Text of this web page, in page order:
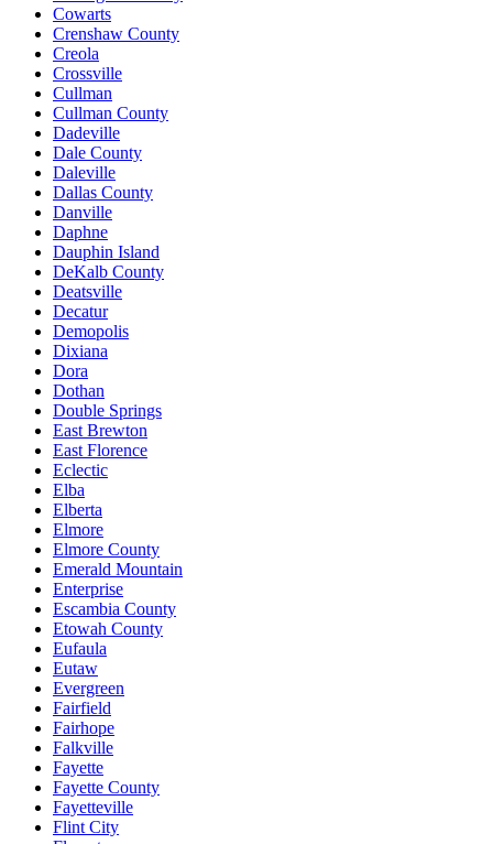
Cowarts
Crenshaw County
Creola
Crossville
Cullman
Cullman County
Dadeville
Dale County
Daleville
Dallas County
Danville
Daphne
Dauphin Island
DeKalb County
Deatsville
Decatur
Demopolis
Dixiana
Dora
Dothan
Double Springs
East Brewton
East Florence
Eclectic
Elba
Elberta
Elmore
Elmore County
Emerald Mountain
Enterprise
Escambia County
Etowah County
Eufaula
Eutaw
Evergreen
Fairfield
Fairhope
Falkville
Fayette
Fayette County
Fayetteville
Flint City